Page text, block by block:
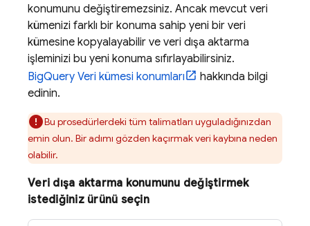
konumunu değiştiremezsiniz. Ancak mevcut veri
kümenizi farklı bir konuma sahip yeni bir veri
kümesine kopyalayabilir ve veri dışa aktarma
işleminizi bu yeni konuma sıfırlayabilirsiniz.
BigQuery Veri kümesi konumları
hakkında bilgi
edinin.
Bu prosedürlerdeki tüm talimatları uyguladığınızdan
emin olun. Bir adımı gözden kaçırmak veri kaybına neden
olabilir.
Veri dışa aktarma konumunu değiştirmek
istediğiniz ürünü seçin